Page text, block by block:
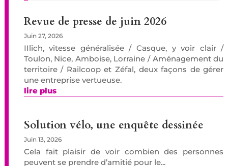
Revue de presse de juin 2026
Juin 27, 2026
IIlich, vitesse généralisée / Casque, y voir clair /
Toulon, Nice, Amboise, Lorraine / Aménagement du
territoire / Railcoop et Zéfal, deux façons de gérer
une entreprise vertueuse.
lire plus
Solution vélo, une enquête dessinée
Juin 13, 2026
Cela fait plaisir de voir combien des personnes
peuvent se prendre d’amitié pour le...